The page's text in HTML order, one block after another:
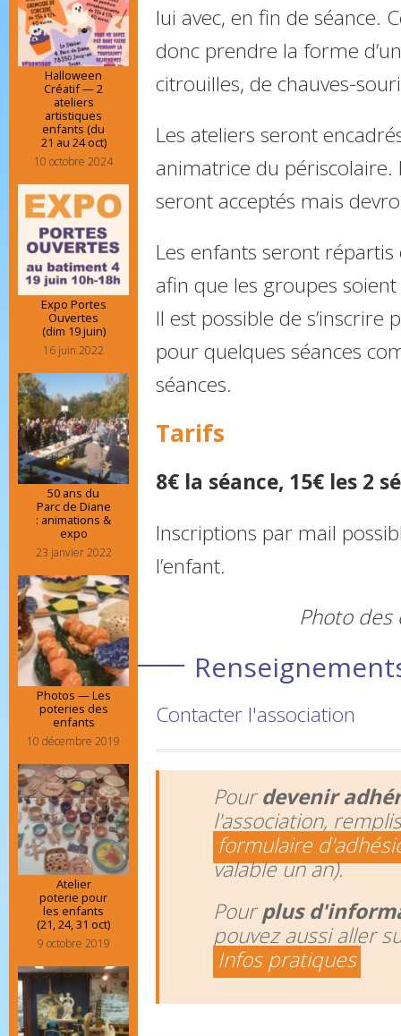
lui avec, en fin de séance.
donc prendre la forme
citrouilles, de chauves-
Les ateliers seront
animatrice du périscolaire.
seront acceptés mais
Les enfants seront
afin que les groupes
Il est possible de s’inscrire
pour quelques séances
séances.
Tarifs
8€ la séance, 15€ les 2
Inscriptions par mail
l’enfant.
Photo des
Contacter l'association
Pourdevenir
l'association,
formulaire
valable un an).
Pourplus
pouvez aussi aller
Infos pratiques
Halloween
Créatif — 2
ateliers
artistiques
enfants (du
21 au 24 oct)
10 octobre 2024
Expo Portes
Ouvertes
(dim 19 juin)
16 juin 2022
50 ans du
Parc de Diane
: animations &
expo
23 janvier 2022
Photos — Les
poteries des
enfants
10 décembre 2019
Atelier
poterie pour
les enfants
(21, 24, 31 oct)
9 octobre 2019